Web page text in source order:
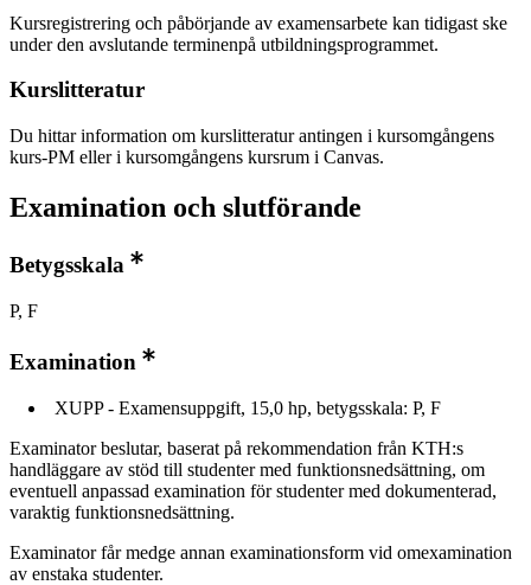
Kursregistrering och påbörjande av examensarbete kan tidigast ske
under den avslutande terminenpå utbildningsprogrammet.
Kurslitteratur
Du hittar information om kurslitteratur antingen i kursomgångens
kurs-PM eller i kursomgångens kursrum i Canvas.
Examination och slutförande
Betygsskala
P, F
Examination
XUPP - Examensuppgift, 15,0 hp, betygsskala: P, F
Examinator beslutar, baserat på rekommendation från KTH:s
handläggare av stöd till studenter med funktionsnedsättning, om
eventuell anpassad examination för studenter med dokumenterad,
varaktig funktionsnedsättning.
Examinator får medge annan examinationsform vid omexamination
av enstaka studenter.